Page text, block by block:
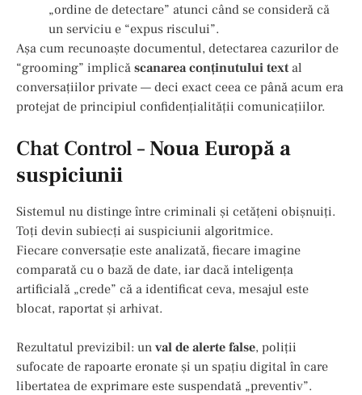
„ordine de detectare” atunci când se consideră că
un serviciu e “expus riscului”.
Așa cum recunoaște documentul, detectarea cazurilor de
“grooming” implică scanarea conținutului textal
conversațiilor private — deci exact ceea ce până acum era
protejat de principiul confidențialității comunicațiilor.
Chat Control –Noua Europă a
suspiciunii
Sistemul nu distinge între criminali și cetățeni obișnuiți.
Toți devin subiecți ai suspiciunii algoritmice.
Fiecare conversație este analizată, fiecare imagine
comparată cu o bază de date, iar dacă inteligența
artificială „crede” că a identificat ceva, mesajul este
blocat, raportat și arhivat.
Rezultatul previzibil: un val de alerte false, poliții
sufocate de rapoarte eronate și un spațiu digital în care
libertatea de exprimare este suspendată „preventiv”.